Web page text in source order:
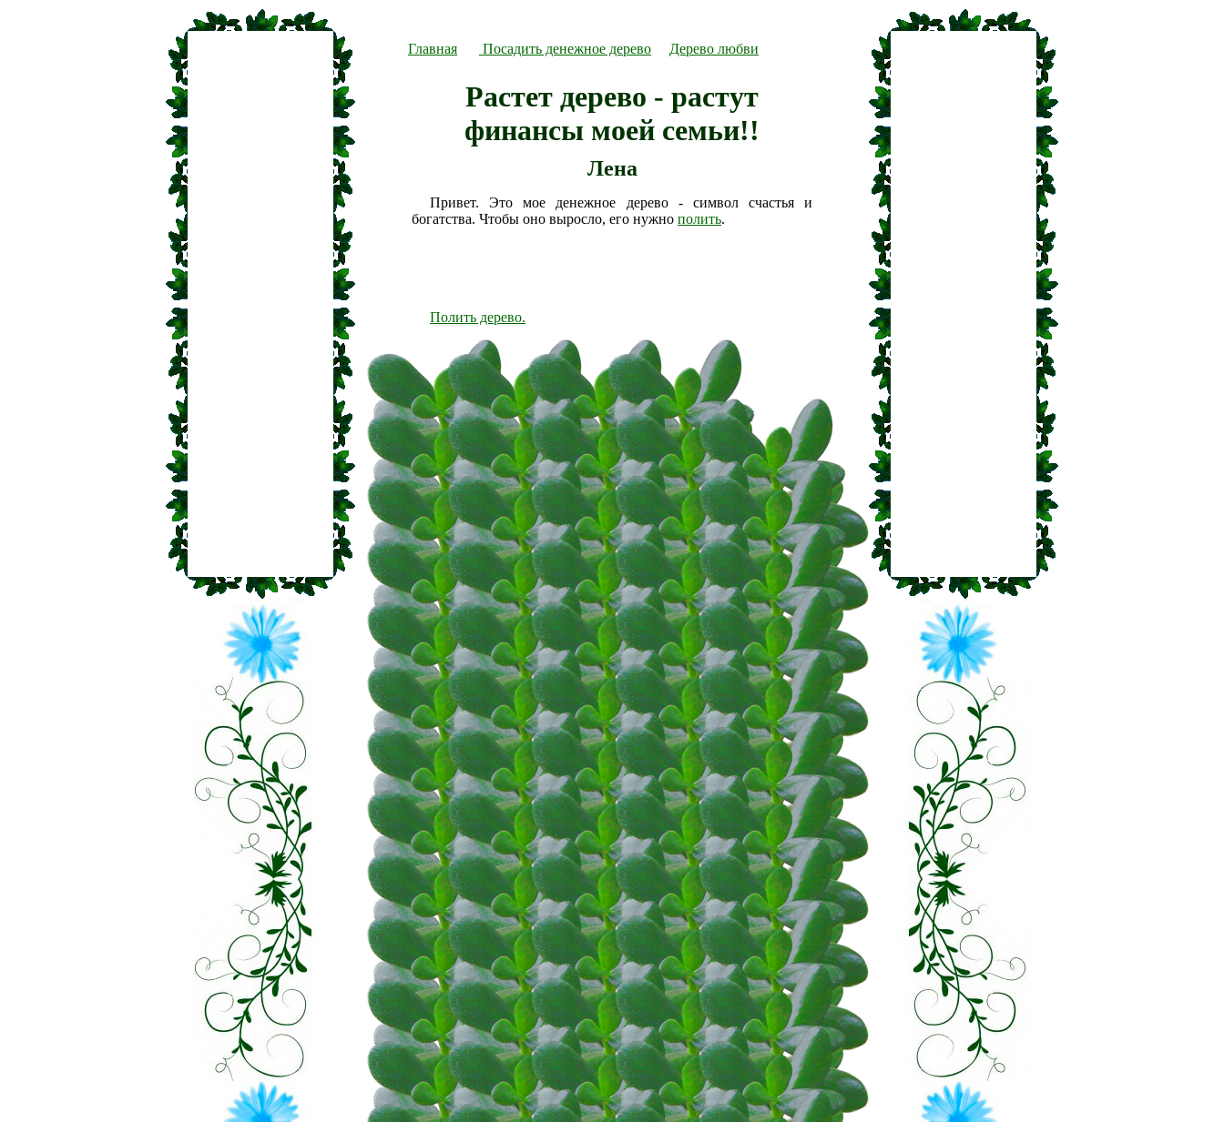
Главная Посадить денежное дерево Дерево любви
Растет дерево - растут
финансы моей семьи!!
Лена
Привет. Это мое денежное дерево - символ счастья и
богатства. Чтобы оно выросло, его нужно полить.
Полить дерево.